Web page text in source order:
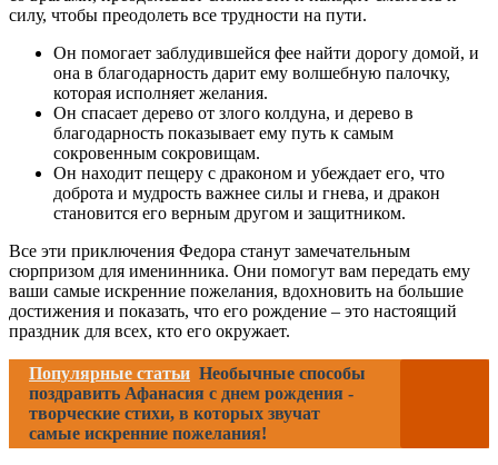
силу, чтобы преодолеть все трудности на пути.
Он помогает заблудившейся фее найти дорогу домой, и
она в благодарность дарит ему волшебную палочку,
которая исполняет желания.
Он спасает дерево от злого колдуна, и дерево в
благодарность показывает ему путь к самым
сокровенным сокровищам.
Он находит пещеру с драконом и убеждает его, что
доброта и мудрость важнее силы и гнева, и дракон
становится его верным другом и защитником.
Все эти приключения Федора станут замечательным
сюрпризом для именинника. Они помогут вам передать ему
ваши самые искренние пожелания, вдохновить на большие
достижения и показать, что его рождение – это настоящий
праздник для всех, кто его окружает.
Популярные статьи Необычные способы
поздравить Афанасия с днем рождения -
творческие стихи, в которых звучат
самые искренние пожелания!